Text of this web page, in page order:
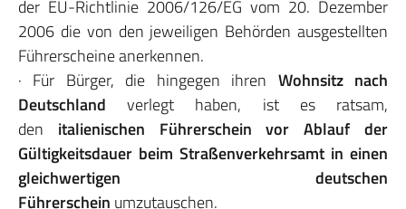
der EU-Richtlinie 2006/126/EG vom 20. Dezember
2006 die von den jeweiligen Behörden ausgestellten
Führerscheine anerkennen.
· Für Bürger, die hingegen ihren Wohnsitz nach
Deutschland verlegt haben, ist es ratsam,
den italienischen Führerschein vor Ablauf der
Gültigkeitsdauer beim Straßenverkehrsamt in einen
gleichwertigen deutschen
Führerschein umzutauschen.